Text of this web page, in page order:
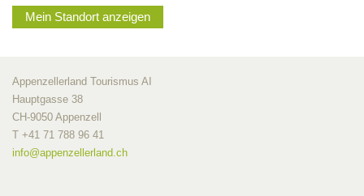
Mein Standort anzeigen
Appenzellerland Tourismus AI
Hauptgasse 38
CH-9050 Appenzell
T +41 71 788 96 41
info@appenzellerland.ch